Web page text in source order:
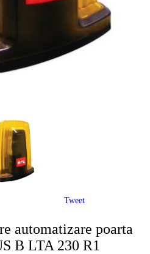
automatizare poarta
B LTA 230 R1
Tweet